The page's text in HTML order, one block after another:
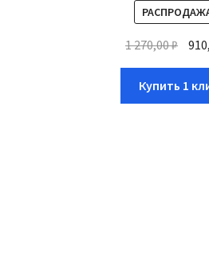
1 270,00₽
Купить 1